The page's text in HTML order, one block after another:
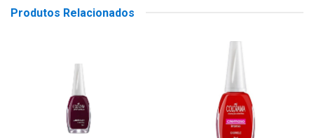
Produtos Relacionados